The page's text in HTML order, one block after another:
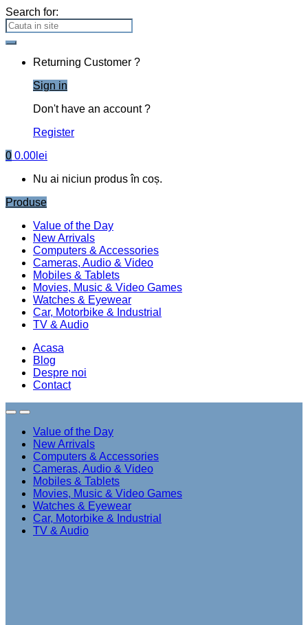
Search for:
Returning Customer ?
Sign in
Don't have an account ?
Register
0 0.00 lei
Nu ai niciun produs în coș.
Produse
Value of the Day
New Arrivals
Computers & Accessories
Cameras, Audio & Video
Mobiles & Tablets
Movies, Music & Video Games
Watches & Eyewear
Car, Motorbike & Industrial
TV & Audio
Acasa
Blog
Despre noi
Contact
Value of the Day
New Arrivals
Computers & Accessories
Cameras, Audio & Video
Mobiles & Tablets
Movies, Music & Video Games
Watches & Eyewear
Car, Motorbike & Industrial
TV & Audio